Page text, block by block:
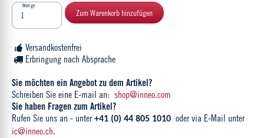
Menge
Zum Warenkorb hinzufügen
Versandkostenfrei
Erbringung nach Absprache
Sie möchten ein Angebot zu dem Artikel?
Schreiben Sie eine E-mail an: shop@inneo.com
Sie haben Fragen zum Artikel?
Rufen Sie uns an - unter+41 (0) 44 805 1010 oder via E-Mail unter
ic@inneo.ch.